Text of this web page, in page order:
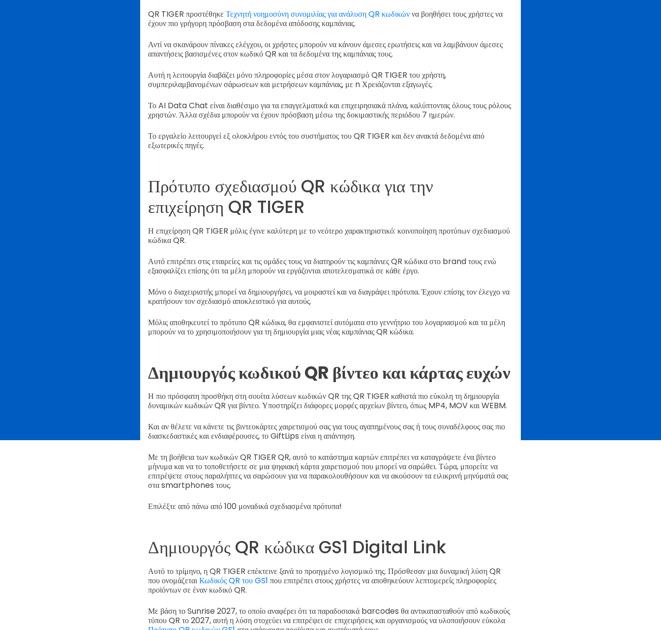
QR TIGER προστέθηκε Τεχνητή νοημοσύνη συνομιλίας για ανάλυση QR κωδικώννα βοηθήσει τους χρήστες να
έχουν πιο γρήγορη πρόσβαση στα δεδομένα απόδοσης καμπάνιας.
Αντί να σκανάρουν πίνακες ελέγχου, οι χρήστες μπορούν να κάνουν άμεσες ερωτήσεις και να λαμβάνουν άμεσες
απαντήσεις βασισμένες στον κωδικό QR και τα δεδομένα της καμπάνιας τους.
Αυτή η λειτουργία διαβάζει μόνο πληροφορίες μέσα στον λογαριασμό QR TIGER του χρήστη,
συμπεριλαμβανομένων σάρωσεων και μετρήσεων καμπάνιας, με nΧρειάζονται εξαγωγές.
Το AI Data Chat είναι διαθέσιμο για τα επαγγελματικά και επιχειρησιακά πλάνα, καλύπτοντας όλους τους ρόλους
χρηστών. Άλλα σχέδια μπορούν να έχουν πρόσβαση μέσω της δοκιμαστικής περιόδου 7 ημερών.
Το εργαλείο λειτουργεί εξ ολοκλήρου εντός του συστήματος του QR TIGER και δεν ανακτά δεδομένα από
εξωτερικές πηγές.
Πρότυπο σχεδιασμού QR κώδικα για την
επιχείρηση QR TIGER
Η επιχείρηση QR TIGER μόλις έγινε καλύτερη με το νεότερο χαρακτηριστικό: κοινοποίηση προτύπων σχεδιασμού
κώδικα QR.
Αυτό επιτρέπει στις εταιρείες και τις ομάδες τους να διατηρούν τις καμπάνιες QR κώδικα στο brand τους ενώ
εξασφαλίζει επίσης ότι τα μέλη μπορούν να εργάζονται αποτελεσματικά σε κάθε έργο.
Μόνο ο διαχειριστής μπορεί να δημιουργήσει, να μοιραστεί και να διαγράψει πρότυπα. Έχουν επίσης τον έλεγχο να
κρατήσουν τον σχεδιασμό αποκλειστικό για αυτούς.
Μόλις αποθηκευτεί το πρότυπο QR κώδικα, θα εμφανιστεί αυτόματα στο γεννήτριο του λογαριασμού και τα μέλη
μπορούν να το χρησιμοποιήσουν για τη δημιουργία μιας νέας καμπάνιας QR κώδικα.
Δημιουργός κωδικού QR βίντεο και κάρτας ευχών
Η πιο πρόσφατη προσθήκη στη σουίτα λύσεων κωδικών QR της QR TIGER καθιστά πιο εύκολη τη δημιουργία
δυναμικών κωδικών QR για βίντεο. Υποστηρίζει διάφορες μορφές αρχείων βίντεο, όπως MP4, MOV και WEBM.
Και αν θέλετε να κάνετε τις βιντεοκάρτες χαιρετισμού σας για τους αγαπημένους σας ή τους συναδέλφους σας πιο
διασκεδαστικές και ενδιαφέρουσες, το GiftLips είναι η απάντηση.
Με τη βοήθεια των κωδικών QR TIGER QR, αυτό το κατάστημα καρτών επιτρέπει να καταγράψετε ένα βίντεο
μήνυμα και να το τοποθετήσετε σε μια ψηφιακή κάρτα χαιρετισμού που μπορεί να σαρώθει. Τώρα, μπορείτε να
επιτρέψετε στους παραλήπτες να σαρώσουν για να παρακολουθήσουν και να ακούσουν τα ειλικρινή μηνύματά σας
στα smartphones τους.
Επιλέξτε από πάνω από 100 μοναδικά σχεδιασμένα πρότυπα!
Δημιουργός QR κώδικα GS1 Digital Link
Αυτό το τρίμηνο, η QR TIGER επέκτεινε ξανά το προηγμένο λογισμικό της. Πρόσθεσαν μια δυναμική λύση QR
που ονομάζεταιΚωδικός QR του GS1 που επιτρέπει στους χρήστες να αποθηκεύουν λεπτομερείς πληροφορίες
προϊόντων σε έναν κωδικό QR.
Με βάση το Sunrise 2027, το οποίο αναφέρει ότι τα παραδοσιακά barcodes θα αντικατασταθούν από κωδικούς
τύπου QR το 2027, αυτή η λύση στοχεύει να επιτρέψει σε επιχειρήσεις και οργανισμούς να υλοποιήσουν εύκολα